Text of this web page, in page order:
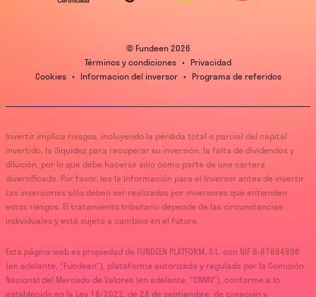
© Fundeen 2026
Términos y condiciones • Privacidad
Cookies • Informacion del inversor • Programa de referidos
Invertir implica riesgos, incluyendo la pérdida total o parcial del capital
invertido, la iliquidez para recuperar su inversión, la falta de dividendos y
dilución, por lo que debe hacerse sólo como parte de una cartera
diversificada. Por favor, lea la Información para el Inversor antes de invertir.
Las inversiones sólo deben ser realizadas por inversores que entienden
estos riesgos. El tratamiento tributario depende de las circunstancias
individuales y está sujeto a cambios en el futuro.
Esta página web es propiedad de FUNDEEN PLATFORM, S.L. con NIF B-87884896
(en adelante, “Fundeen”), plataforma autorizada y regulada por la Comisión
Nacional del Mercado de Valores (en adelante, “CNMV”), conforme a lo
establecido en la Ley 18/2022, de 28 de septiembre, de creación y